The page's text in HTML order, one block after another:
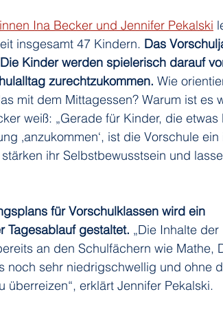
Ina Becker und Jennifer Pekalski
insgesamt 47 Kindern. Das
Kinder werden spielerisch darauf
zurechtzukommen. Wie
mit dem Mittagessen? Warum ist es
weiß: „Gerade für Kinder, die etwas
‚anzukommen‘, ist die Vorschule
ihr Selbstbewusstsein und
für Vorschulklassen wird ein
Tagesablauf gestaltet. „Die Inhalte der
an den Schulfächern wie Mathe,
noch sehr niedrigschwellig und ohne
erklärt Jennifer Pekalski.